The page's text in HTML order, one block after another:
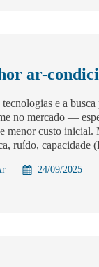
ar-
e a
no mercado —
menor custo inicial.
ruído, capacidade
24/09/2025